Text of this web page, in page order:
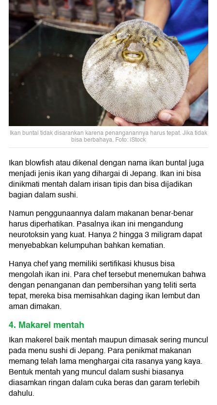
Ikan buntal tidak disarankan karena penanganannya harus tepat. Jika tidak
bisa berbahaya. Foto: iStock
Ikan blowfish atau dikenal dengan nama ikan buntal juga
menjadi jenis ikan yang dihargai di Jepang. Ikan ini bisa
dinikmati mentah dalam irisan tipis dan bisa dijadikan
bagian dalam sushi.
Namun penggunaannya dalam makanan benar-benar
harus diperhatikan. Pasalnya ikan ini mengandung
neurotoksin yang kuat. Hanya 2 hingga 3 miligram dapat
menyebabkan kelumpuhan bahkan kematian.
Hanya chef yang memiliki sertifikasi khusus bisa
mengolah ikan ini. Para chef tersebut menemukan bahwa
dengan penanganan dan pembersihan yang teliti serta
tepat, mereka bisa memisahkan daging ikan lembut dan
aman dimakan.
4. Makarel mentah
Ikan makerel baik mentah maupun dimasak sering muncul
pada menu sushi di Jepang. Para penikmat makanan
memang telah lama menghargai cita rasanya yang kaya.
Bentuk mentah yang muncul dalam sushi biasanya
diasamkan ringan dalam cuka beras dan garam terlebih
dahulu.